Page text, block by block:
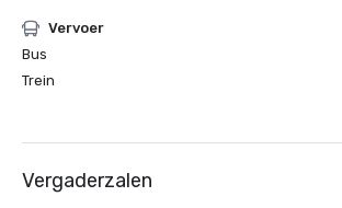
Vervoer
Bus
Trein
Vergaderzalen